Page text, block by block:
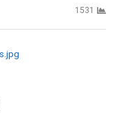
1531